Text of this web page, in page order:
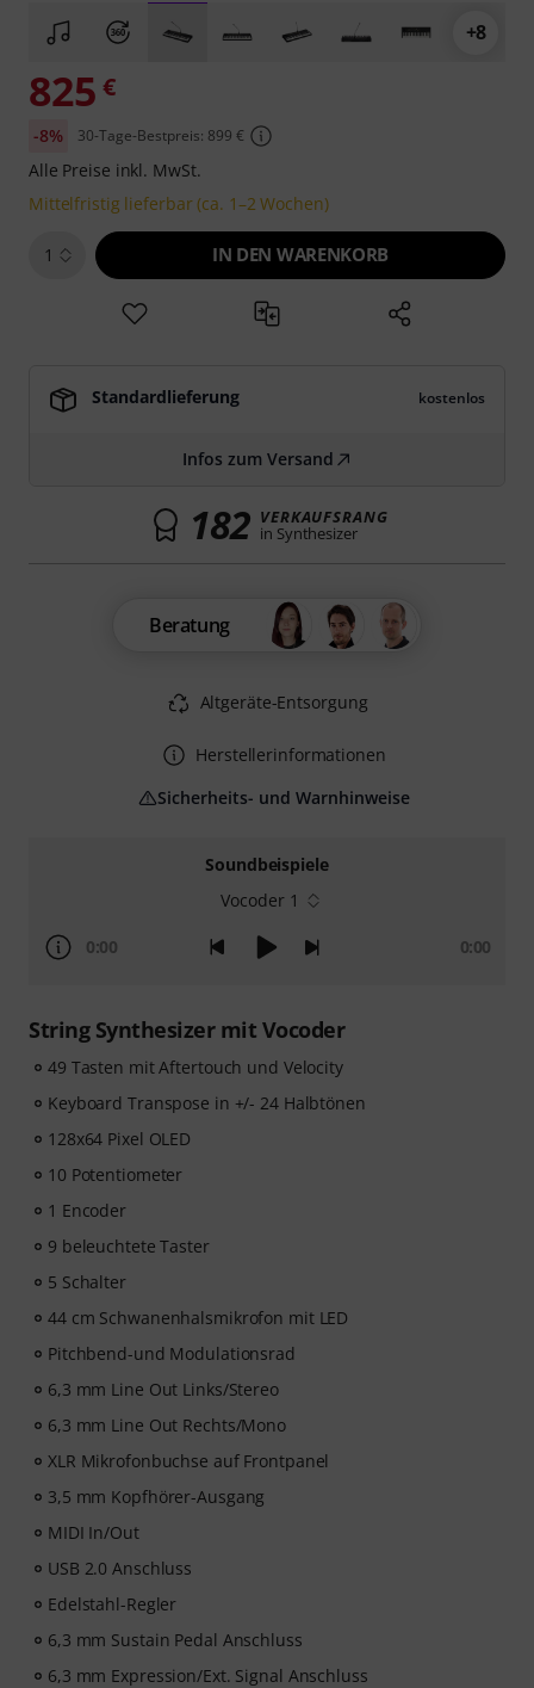
+8
Soundbeispiele
Vocoder 1
0:00 0:00
String Synthesizer mit Vocoder
49 Tasten mit Aftertouch und Velocity
Keyboard Transpose in +/- 24 Halbtönen
128x64 Pixel OLED
10 Potentiometer
1 Encoder
9 beleuchtete Taster
5 Schalter
44 cm Schwanenhalsmikrofon mit LED
Pitchbend-und Modulationsrad
6,3 mm Line Out Links/Stereo
6,3 mm Line Out Rechts/Mono
XLR Mikrofonbuchse auf Frontpanel
3,5 mm Kopfhörer-Ausgang
MIDI In/Out
USB 2.0 Anschluss
Edelstahl-Regler
6,3 mm Sustain Pedal Anschluss
6,3 mm Expression/Ext. Signal Anschluss
825 €
-8% 30-Tage-Bestpreis: 899 €
Alle Preise inkl. MwSt.
Mittelfristig lieferbar (ca. 1–2 Wochen)
1 IN DEN WARENKORB
Standardlieferung kostenlos
Infos zum Versand
182 VERKAUFSRANG
in Synthesizer
Beratung
Altgeräte-Entsorgung
Herstellerinformationen
Sicherheits- und Warnhinweise